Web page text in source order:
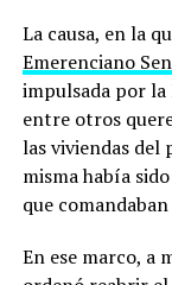
La causa, en la
Emerenciano
impulsada por la
entre otros
las viviendas del
misma había
que
En ese marco, a